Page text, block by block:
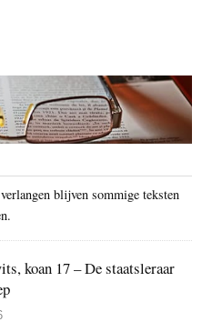
blijven sommige teksten
koan 17 – De staatsleraar